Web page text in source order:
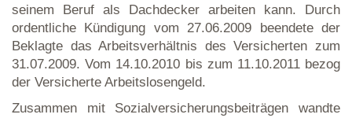
seinem Beruf als Dachdecker arbeiten kann. Durch
ordentliche Kündigung vom 27.06.2009 beendete der
Beklagte das Arbeitsverhältnis des Versicherten zum
31.07.2009. Vom 14.10.2010 bis zum 11.10.2011 bezog
der Versicherte Arbeitslosengeld.
Zusammen mit Sozialversicherungsbeiträgen wandte